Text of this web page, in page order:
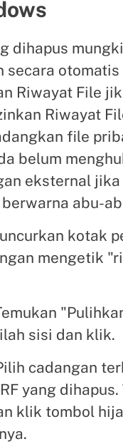
dihapus
secara otomatis
Riwayat File
Riwayat
file
belum
eksternal jika
abu-
kotak
mengetik
sisi dan klik.
cadangan
yang dihapus.
klik tombol